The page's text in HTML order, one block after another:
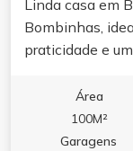
Linda casa em
Bombinhas,
praticidade e
Catarina. O
suíte e 1 demi-
sala de estar
Área
100M²
Garagens